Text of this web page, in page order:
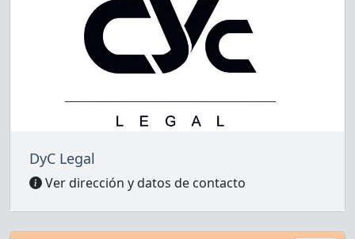
DyC Legal
Ver dirección y datos de contacto